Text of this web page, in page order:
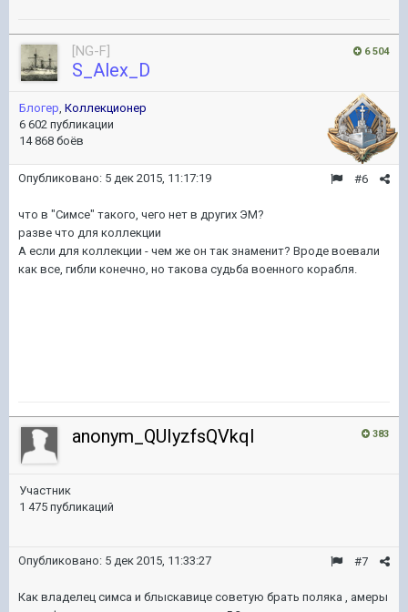
6 504
[NG-F]
S_Alex_D
Блогер, Коллекционер
6 602 публикации
14 868 боёв
#6
Опубликовано: 5 дек 2015, 11:17:19
что в "Симсе" такого, чего нет в других ЭМ?
разве что для коллекции
А если для коллекции - чем же он так знаменит? Вроде воевали
как все, гибли конечно, но такова судьба военного корабля.
383
anonym_QUIyzfsQVkqI
Участник
1 475 публикаций
#7
Опубликовано: 5 дек 2015, 11:33:27
Как владелец симса и блыскавице советую брать поляка , амеры